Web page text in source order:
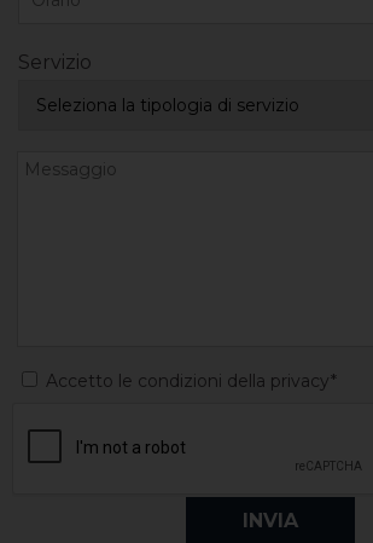
Servizio
Accetto le condizioni della privacy*